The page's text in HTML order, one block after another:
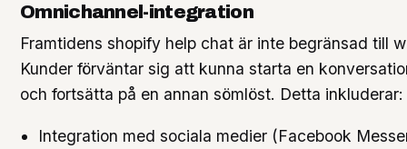
Omnichannel-integration
Framtidens shopify help chat är inte begränsad till
Kunder förväntar sig att kunna starta en
och fortsätta på en annan sömlöst. Detta inkluderar:
Integration med sociala medier (Facebook